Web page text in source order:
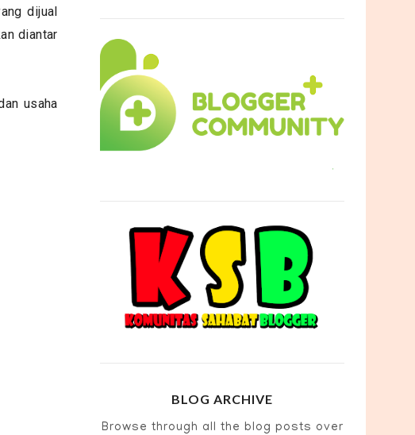
dijual
diantar
usaha
BLOG ARCHIVE
Browse through all the blog posts over